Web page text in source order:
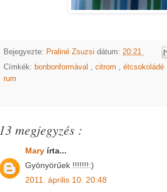
Bejegyezte: Praliné Zsuzsi dátum: 20:21
Címkék: bonbonformával , citrom , étcsokoládé
rum
13 megjegyzés :
Mary írta...
Gyönyörűek !!!!!!!:)
2011. április 10. 20:48